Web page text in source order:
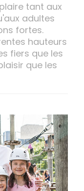
tant aux
adultes
fortes.
hauteurs
fiers que les
que les